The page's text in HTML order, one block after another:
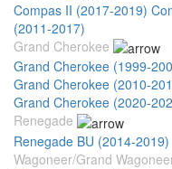
Compas II (2017-2019)
(2011-2017)
Grand Cherokee
Grand Cherokee (1999-
Grand Cherokee (2010-
Grand Cherokee (2020-
Renegade
Renegade BU (2014-2019)
Wagoneer/Grand